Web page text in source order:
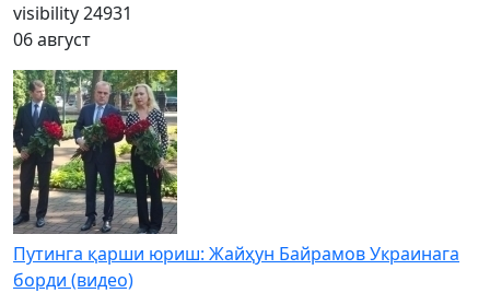
visibility24931
06 август
Путинга қарши юриш: Жайҳун Байрамов Украинага
борди (видео)